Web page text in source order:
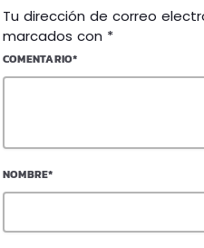
Tu dirección de correo
marcados con *
COMENTARIO*
NOMBRE*